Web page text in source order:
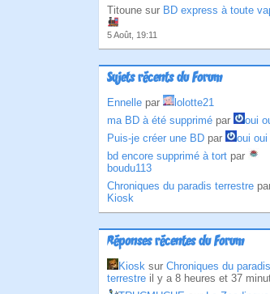
Titoune sur BD express à toute
5 Août, 19:11
Sujets récents du Forum
Ennelle par
lolotte21
ma BD à été supprimé par
oui
Puis-je créer une BD par
oui oui
bd encore supprimé à tort par
boudu113
Chroniques du paradis terrestre
Kiosk
Réponses récentes du Forum
Kiosk sur Chroniques du paradis
terrestre il y a 8 heures et 37